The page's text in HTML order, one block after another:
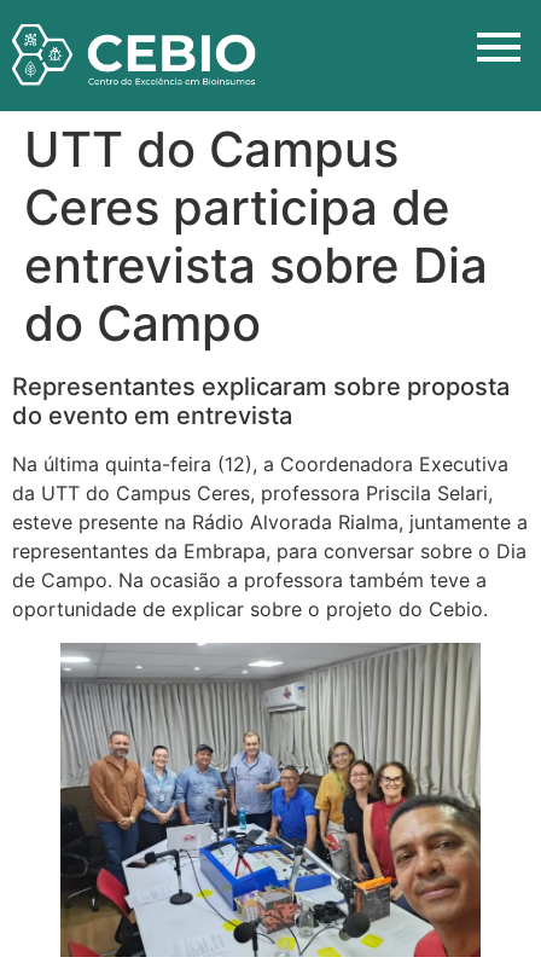
UTT do Campus
Ceres participa de
entrevista sobre Dia
do Campo
Representantes explicaram sobre proposta
do evento em entrevista
Na última quinta-feira (12), a Coordenadora Executiva
da UTT do Campus Ceres, professora Priscila Selari,
esteve presente na Rádio Alvorada Rialma, juntamente a
representantes da Embrapa, para conversar sobre o Dia
de Campo. Na ocasião a professora também teve a
oportunidade de explicar sobre o projeto do Cebio.